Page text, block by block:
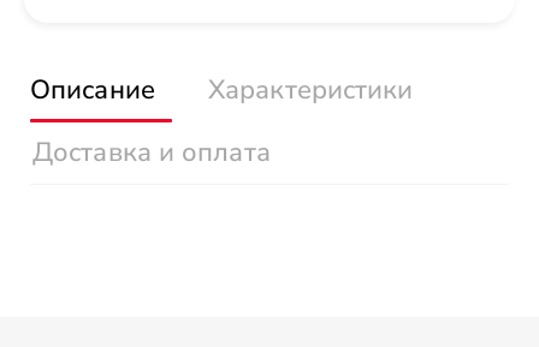
Описание
Характеристики
Доставка и оплата